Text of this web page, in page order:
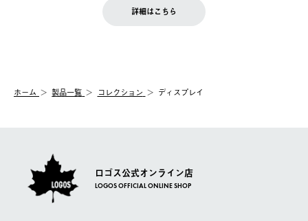
【配送業者】
佐川急便にて配送されます。
お客様都合の返品にかかる送料は、お客様ご負担とさせていただ
む）は受け付けておりません。
一度お手元の商品を返品いただき、ご希望商品を再注文してくだ
LOGOS FAMILY会員の方は、会員マイページ内 購入履歴画面に
詳細はこちら
ホーム 製品一覧 コレクション ディスプレイ
ロゴス公式オンライン店
LOGOS OFFICIAL ONLINE SHOP